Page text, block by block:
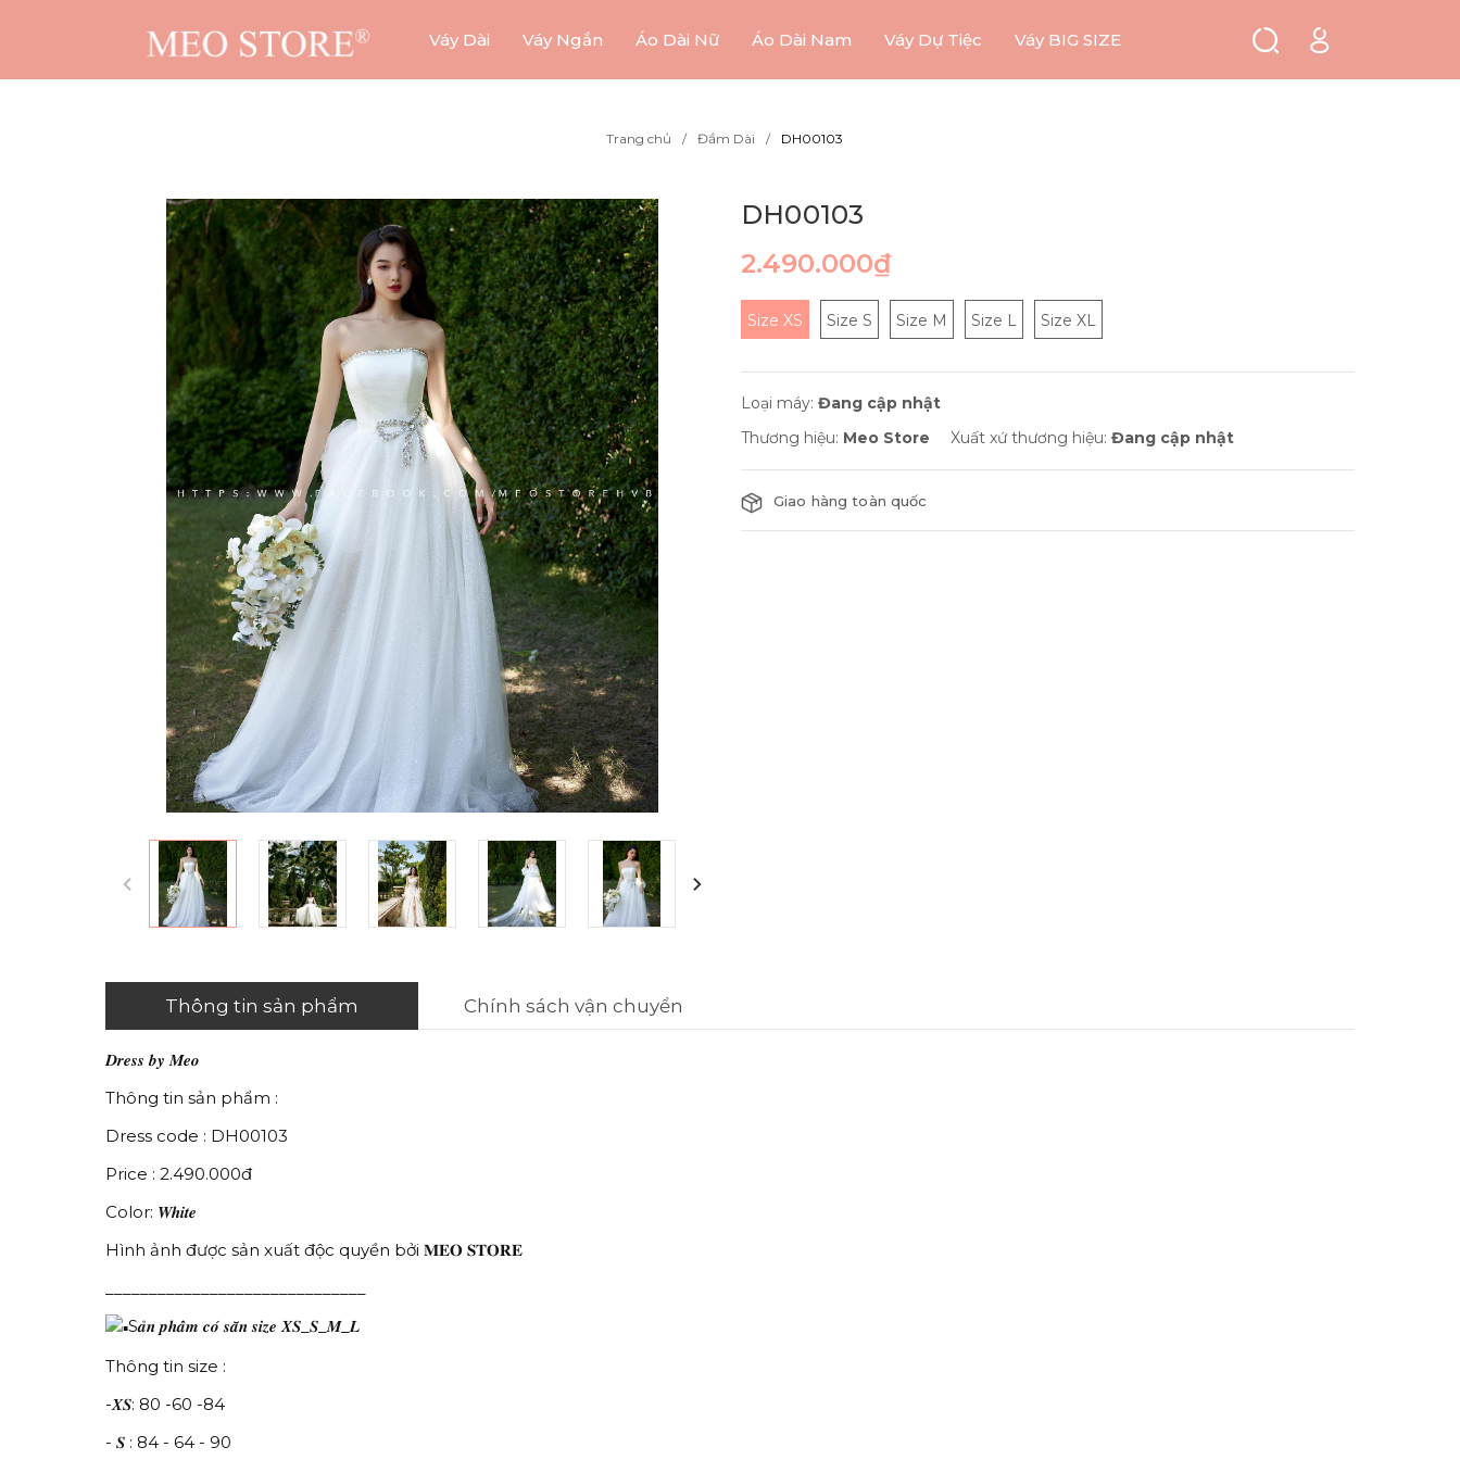
Váy Dài Váy Ngắn Áo Dài Nữ Áo Dài Nam Váy Dự Tiệc Váy BIG SIZE
Trang chủ Đầm Dài DH00103
DH00103
2.490.000₫
Size XS Size S Size M Size L Size XL
Loại máy: Đang cập nhật
Thương hiệu: Meo Store Xuất xứ thương hiệu: Đang cập nhật
Giao hàng toàn quốc
Thông tin sản phẩm Chính sách vận chuyển
𝑫𝒓𝒆𝒔𝒔 𝒃𝒚 𝑴𝒆𝒐
Thông tin sản phẩm :
Dress code : DH00103
Price : 2.490.000đ
Color: 𝑾𝒉𝒊𝒕𝒆
Hình ảnh được sản xuất độc quyền bởi 𝐌𝐄𝐎 𝐒𝐓𝐎𝐑𝐄
S𝒂̉𝒏 𝒑𝒉𝒂̂̉𝒎 𝒄𝒐́ 𝒔𝒂̆̃𝒏 𝒔𝒊𝒛𝒆 𝑿𝑺_𝑺_𝑴_𝑳
Thông tin size :
-𝑿𝑺: 80 -60 -84
- 𝑺 : 84 - 64 - 90